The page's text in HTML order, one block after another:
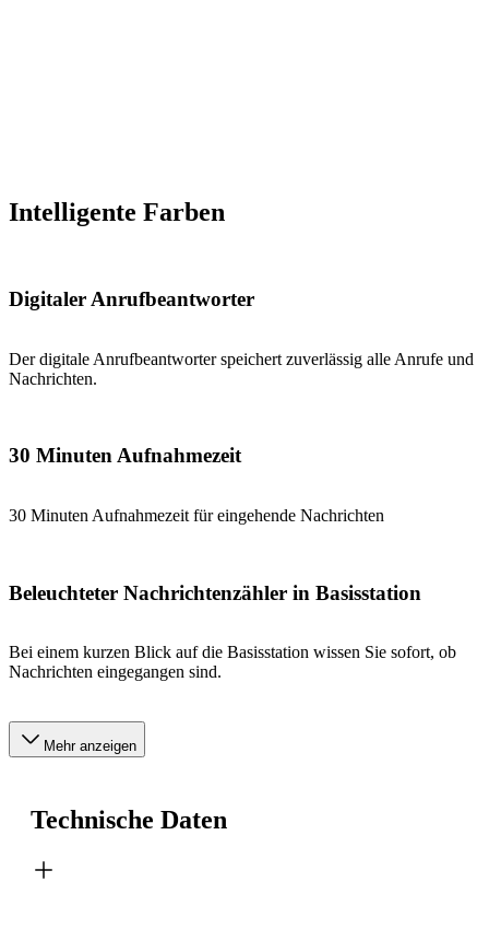
Intelligente Farben
Digitaler Anrufbeantworter
Der digitale Anrufbeantworter speichert zuverlässig alle Anrufe und
Nachrichten.
30 Minuten Aufnahmezeit
30 Minuten Aufnahmezeit für eingehende Nachrichten
Beleuchteter Nachrichtenzähler in Basisstation
Bei einem kurzen Blick auf die Basisstation wissen Sie sofort, ob
Nachrichten eingegangen sind.
Mehr anzeigen
Technische Daten